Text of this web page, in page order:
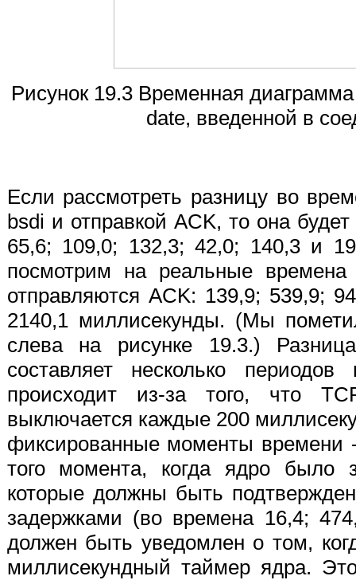
Рисунок 19.3 Временная
date, введенной в
Если рассмотреть разницу во
bsdi и отправкой ACK, то она
65,6; 109,0; 132,3; 42,0; 140,3 и
посмотрим на реальные
отправляются ACK: 139,9; 539,9;
2140,1 миллисекунды. (Мы
слева на рисунке 19.3.)
составляет несколько
происходит из-за того, что
выключается каждые 200
фиксированные моменты времени
того момента, когда ядро было
которые должны быть
задержками (во времена 16,4;
должен быть уведомлен о том,
миллисекундный таймер ядра.